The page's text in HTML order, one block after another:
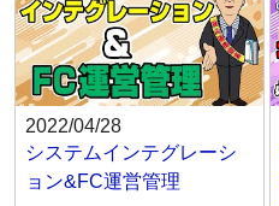
2022/04/28
システムインテグレーシ
ョン&FC運営管理